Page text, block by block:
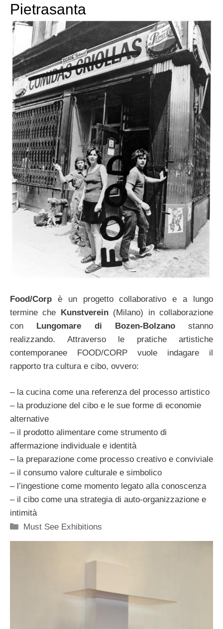
Pietrasanta
Food/Corp è un progetto collaborativo e a lungo
termine che Kunstverein(Milano) in collaborazione
con Lungomare di Bozen-Bolzanostanno
realizzando. Attraverso le pratiche artistiche
contemporanee FOOD/CORP vuole indagare il
rapporto tra cultura e cibo, ovvero:
– la cucina come una referenza del processo artistico
– la produzione del cibo e le sue forme di economie
alternative
– il prodotto alimentare come strumento di
affermazione individuale e identità
– la preparazione come processo creativo e conviviale
– il consumo valore culturale e simbolico
– l’ingestione come momento legato alla conoscenza
– il cibo come una strategia di auto-organizzazione e
intimità
Categorie
Must See Exhibitions